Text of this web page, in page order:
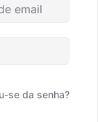
se da senha?